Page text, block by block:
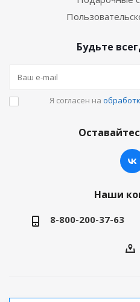
Будьте
Я согласен на
Наши
8-800-200-37-63